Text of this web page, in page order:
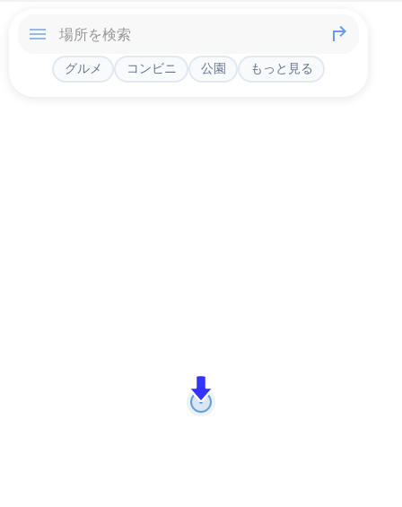
グルメ コンビニ 公園 もっと見る